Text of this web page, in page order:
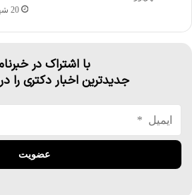
20 شهریور 1403
با اشتراک در
جدیدترین اخبار دکتری را